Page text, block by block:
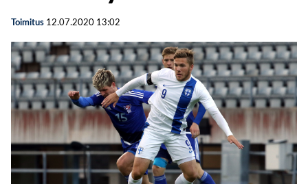
Toimitus 12.07.2020 13:02